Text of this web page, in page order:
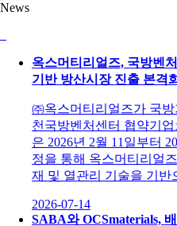
News
옥스머티리얼즈, 국방벤
기반 방산시장 진출 본격
㈜옥스머티리얼즈가 국
천국방벤처센터 협약기
은 2026년 2월 11일부터
정을 통해 옥스머티리얼
재 및 열관리 기술을 기반
2026-07-14
SABA와 OCSmaterials,